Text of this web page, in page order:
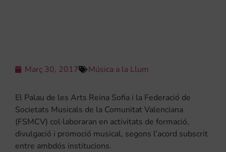
Tenda
Març 30, 2017 Música a la Llum
El Palau de les Arts Reina Sofia i la Federació de
Societats Musicals de la Comunitat Valenciana
(FSMCV) col·laboraran en activitats de formació,
divulgació i promoció musical, segons l’acord subscrit
entre ambdós institucions.